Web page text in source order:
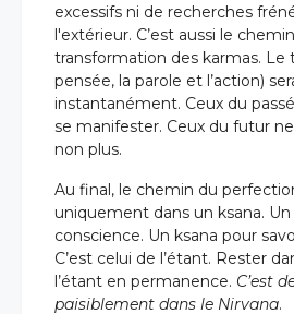
excessifs ni de recherches
l'extérieur. C’est aussi le
transformation des karmas. Le
pensée, la parole et l’action)
instantanément. Ceux du
se manifester. Ceux du futur
non plus.
Au final, le chemin du
uniquement dans un ksana.
conscience. Un ksana pour
C’est celui de l’étant. Rester
l’étant en permanence. C’est
paisiblement dans le Nirvana.